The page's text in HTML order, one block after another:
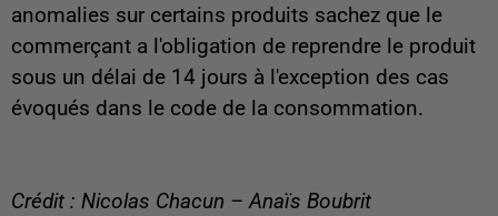
anomalies sur certains produits sachez que le
commerçant a l'obligation de reprendre le produit
sous un délai de 14 jours à l'exception des cas
évoqués dans le code de la consommation.
Crédit : Nicolas Chacun – Anaïs Boubrit